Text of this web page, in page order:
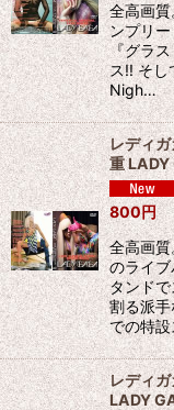
全高画
ンプリ
『グラ
ス!! そし
Nigh…
レディ
重
800円
全高画
のライ
タンド
割る派
での特
レディ
LADY